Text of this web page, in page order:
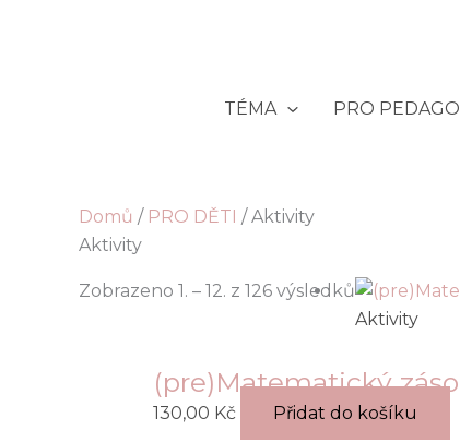
TÉMA
PRO
Domů / PRO DĚTI / Aktivity
Aktivity
Zobrazeno 1. – 12. z 126 výsledků
Aktivity
(pre)Matematický
130,00 Kč Přidat do košíku